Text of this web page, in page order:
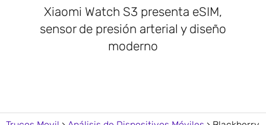
Xiaomi Watch S3 presenta eSIM,
sensor de presión arterial y diseño
moderno